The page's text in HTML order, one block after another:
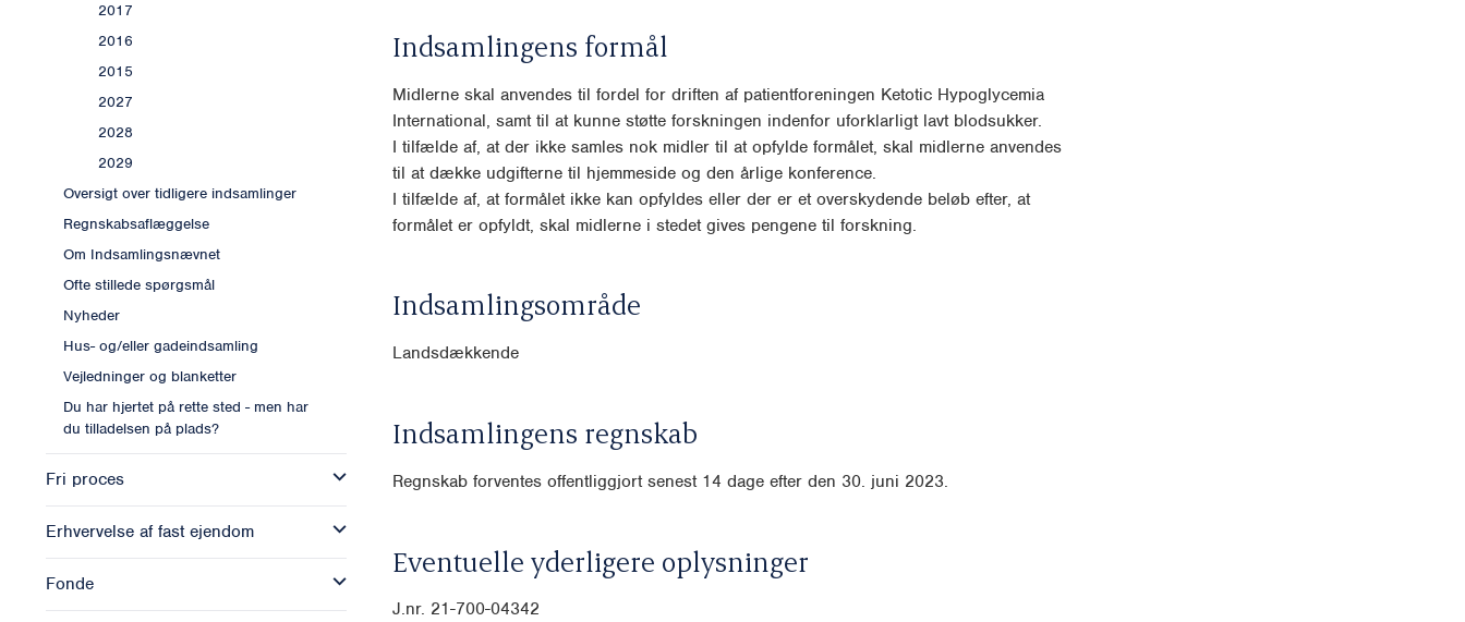
2017
2016
2015
2027
2028
2029
Oversigt over tidligere indsamlinger
Regnskabsaflæggelse
Om Indsamlingsnævnet
Ofte stillede spørgsmål
Nyheder
Hus- og/eller gadeindsamling
Vejledninger og blanketter
Du har hjertet på rette sted - men har
du tilladelsen på plads?
Fri proces
Erhvervelse af fast ejendom
Fonde
Indsamlingens formål
Midlerne skal anvendes til fordel for driften af patientforeningen Ketotic Hypoglycemia
International, samt til at kunne støtte forskningen indenfor uforklarligt lavt blodsukker.
I tilfælde af, at der ikke samles nok midler til at opfylde formålet, skal midlerne anvendes
til at dække udgifterne til hjemmeside og den årlige konference.
I tilfælde af, at formålet ikke kan opfyldes eller der er et overskydende beløb efter, at
formålet er opfyldt, skal midlerne i stedet gives pengene til forskning.
Indsamlingsområde
Landsdækkende
Indsamlingens regnskab
Regnskab forventes offentliggjort senest 14 dage efter den 30. juni 2023.
Eventuelle yderligere oplysninger
J.nr. 21-700-04342